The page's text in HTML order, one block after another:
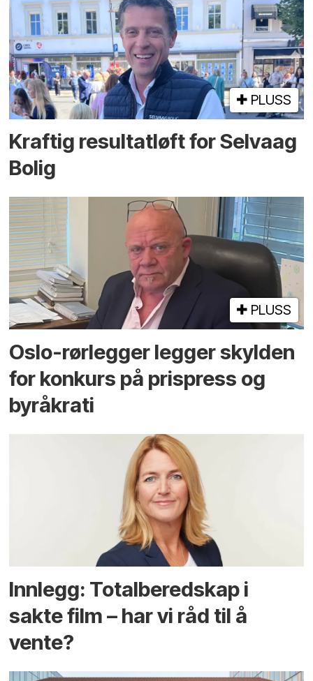
PLUSS
Kraftig resultatløft for Selvaag
Bolig
PLUSS
Oslo-rørlegger legger skylden
for konkurs på prispress og
byråkrati
Innlegg: Totalberedskap i
sakte film – har vi råd til å
vente?